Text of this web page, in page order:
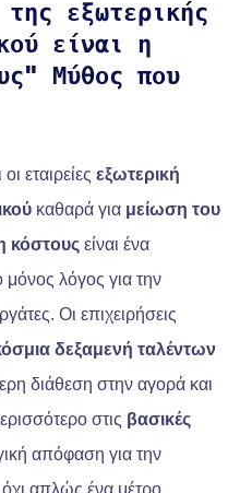
εξωτερικής
είναι η
Μύθος που
εταιρείες εξωτερική
καθαρά για μείωση του
κόστους είναι ένα
μόνος λόγος για την
Οι επιχειρήσεις
δεξαμενή ταλέντων
διάθεση στην αγορά και
στις βασικές
απόφαση για την
όχι απλώς ένα μέτρο